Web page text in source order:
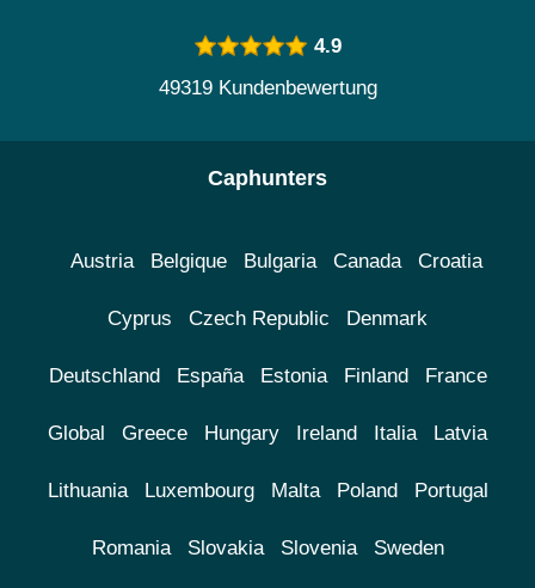
4.9
49319 Kundenbewertung
Caphunters
Austria Belgique Bulgaria Canada Croatia
Cyprus Czech Republic Denmark
Deutschland España Estonia Finland France
Global Greece Hungary Ireland Italia Latvia
Lithuania Luxembourg Malta Poland Portugal
Romania Slovakia Slovenia Sweden